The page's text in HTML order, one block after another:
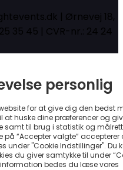
| Ørnevej 18,
35 45 | CVR-nr.: 24 24
personlig
for at give dig den bedst
at huske dine præferencer og
samt til brug i statistik og
på “Accepter valgte” accepterer
under "Cookie Indstillinger". Du
du giver samtykke til under
bedes du læse vores